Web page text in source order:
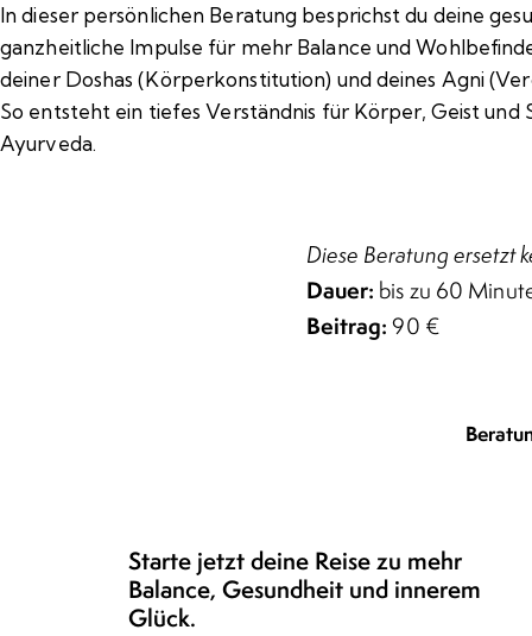
In dieser persönlichen Beratung besprichst du deine
ganzheitliche Impulse für mehr Balance und
deiner Doshas (Körperkonstitution) und deines Agni
So entsteht ein tiefes Verständnis für Körper, Geist
Ayurveda.
Diese Beratung ersetzt
Dauer: bis zu 60
Beitrag: 90 €
Starte jetzt deine Reise zu mehr
Balance, Gesundheit und innerem
Glück.